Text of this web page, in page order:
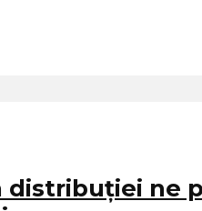
distribuției